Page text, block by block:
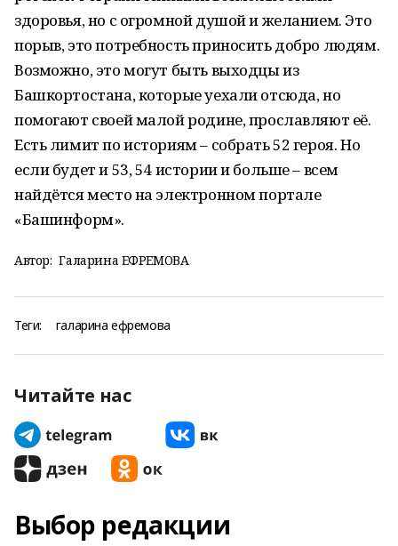
здоровья, но с огромной душой и желанием. Это
порыв, это потребность приносить добро людям.
Возможно, это могут быть выходцы из
Башкортостана, которые уехали отсюда, но
помогают своей малой родине, прославляют её.
Есть лимит по историям – собрать 52 героя. Но
если будет и 53, 54 истории и больше – всем
найдётся место на электронном портале
«Башинформ».
Автор: Галарина ЕФРЕМОВА
Теги: галарина ефремова
Читайте нас
Выбор редакции